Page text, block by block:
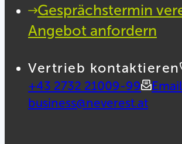
Gesprächstermin
Angebot anfordern
Vertrieb kontaktieren
+43 2732 21009-99
business@neverest.at